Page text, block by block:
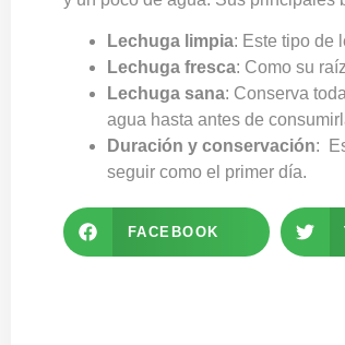
Lechuga limpia: Este tipo de
Lechuga fresca: Como su
Lechuga sana: Conserva
agua hasta antes de
Duración y conservación:
seguir como el primer día.
FACEBOOK